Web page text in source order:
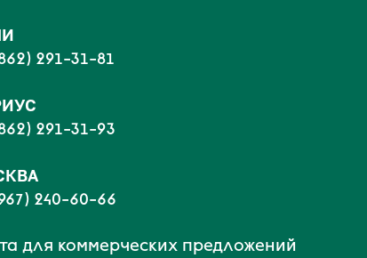
291-31-81
291-31-93
240-60-66
для коммерческих предложений